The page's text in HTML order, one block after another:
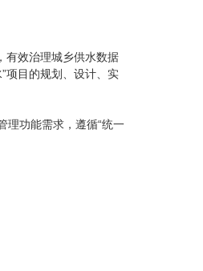
有效治理城乡供水数据
项目的规划、设计、实
理功能需求，遵循“统一